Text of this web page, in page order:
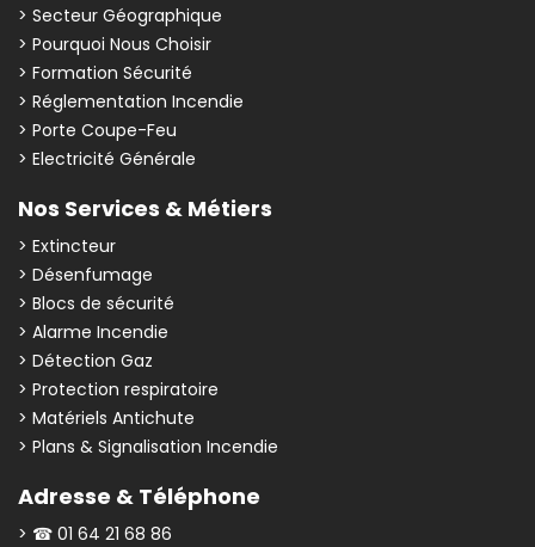
> Secteur Géographique
> Pourquoi Nous Choisir
> Formation Sécurité
> Réglementation Incendie
> Porte Coupe-Feu
> Electricité Générale
Nos Services & Métiers
> Extincteur
> Désenfumage
> Blocs de sécurité
> Alarme Incendie
> Détection Gaz
> Protection respiratoire
> Matériels Antichute
> Plans & Signalisation Incendie
Adresse & Téléphone
> ☎ 01 64 21 68 86